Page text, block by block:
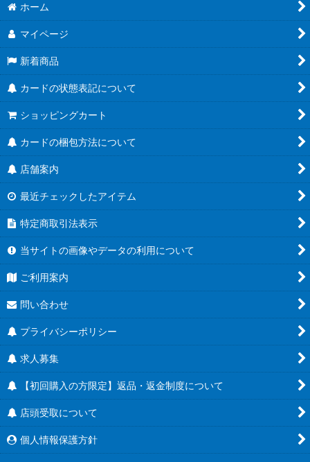
ホーム
マイページ
新着商品
カードの状態表記について
ショッピングカート
カードの梱包方法について
店舗案内
最近チェックしたアイテム
特定商取引法表示
当サイトの画像やデータの利用について
ご利用案内
問い合わせ
プライバシーポリシー
求人募集
【初回購入の方限定】返品・返金制度について
店頭受取について
個人情報保護方針